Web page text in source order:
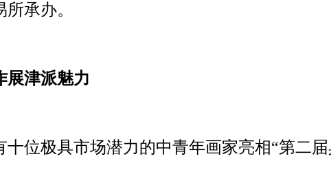
承办。
展津派魅力
位极具市场潜力的中青年画家亮相“第二